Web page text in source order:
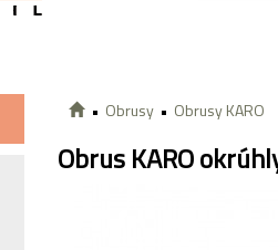
Obrusy Obrusy KARO
Obrus KARO